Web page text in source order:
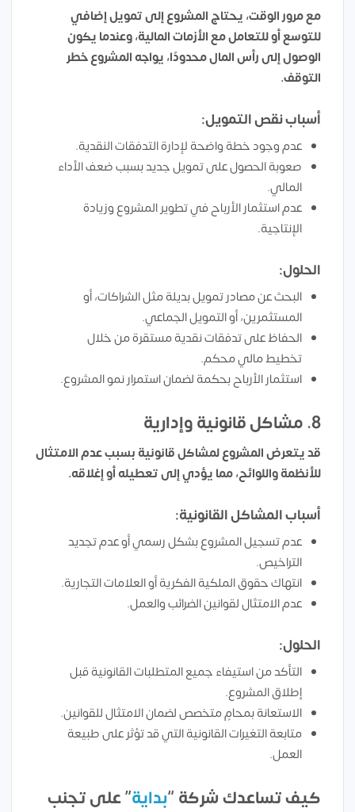
مع مرور الوقت، يحتاج المشروع إلى تمويل إضافي
للتوسع أو للتعامل مع الأزمات المالية، وعندما يكون
الوصول إلى رأس المال محدودًا، يواجه المشروع خطر
التوقف.
أسباب نقص التمويل:
عدم وجود خطة واضحة لإدارة التدفقات النقدية.
صعوبة الحصول على تمويل جديد بسبب ضعف الأداء
المالي.
عدم استثمار الأرباح في تطوير المشروع وزيادة
الإنتاجية.
الحلول:
البحث عن مصادر تمويل بديلة مثل الشراكات، أو
المستثمرين، أو التمويل الجماعي.
الحفاظ على تدفقات نقدية مستقرة من خلال
تخطيط مالي محكم.
استثمار الأرباح بحكمة لضمان استمرار نمو المشروع.
8. مشاكل قانونية وإدارية
قد يتعرض المشروع لمشاكل قانونية بسبب عدم الامتثال
للأنظمة واللوائح، مما يؤدي إلى تعطيله أو إغلاقه.
أسباب المشاكل القانونية:
عدم تسجيل المشروع بشكل رسمي أو عدم تجديد
التراخيص.
انتهاك حقوق الملكية الفكرية أو العلامات التجارية.
عدم الامتثال لقوانين الضرائب والعمل.
الحلول:
التأكد من استيفاء جميع المتطلبات القانونية قبل
إطلاق المشروع.
الاستعانة بمحامٍ متخصص لضمان الامتثال للقوانين.
متابعة التغيرات القانونية التي قد تؤثر على طبيعة
العمل.
كيف تساعدك شركة “بداية” على تجنب